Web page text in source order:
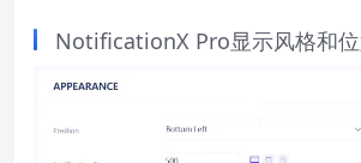
NotificationX Pro显示风格和位